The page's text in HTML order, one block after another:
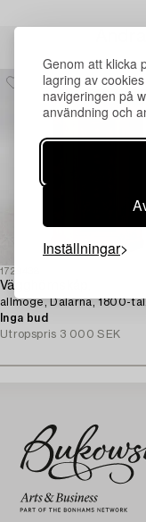
Genom att klicka
lagring av
navigeringen på
användning och
Inställningar
1729438
Vägghörnskåp,
allmoge, Dalarna, 1800-
Inga bud
Utropspris 3 000 SEK